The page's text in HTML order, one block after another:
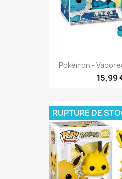
Pokémon -
15,99
RUPTURE DE